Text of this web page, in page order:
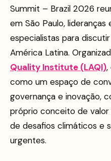
Summit – Brazil 2026
em São Paulo, lideranças
especialistas para
América Latina.
Quality Institute (LAQI),
como um espaço de
governança e inovação,
próprio conceito de valor
de desafios climáticos e
urgentes.